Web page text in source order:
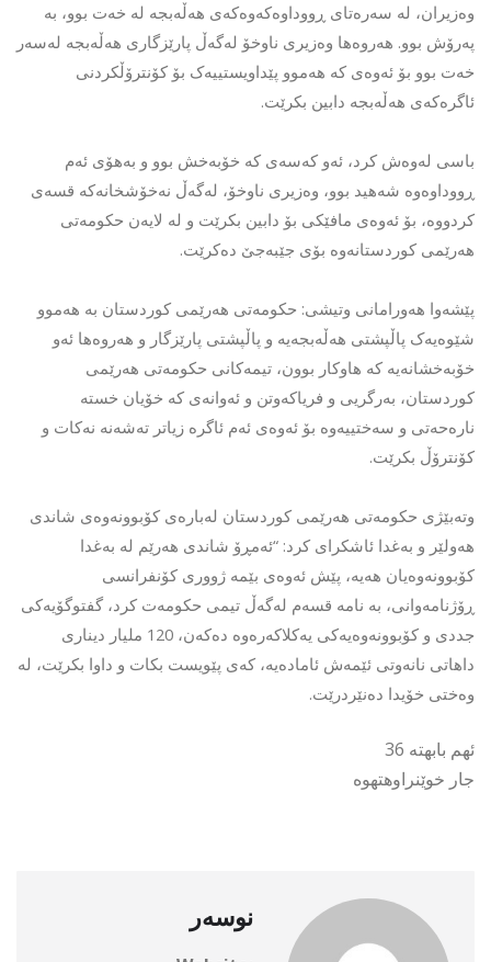
وەزیران، لە سەرەتای ڕووداوەکەوەکەی هەڵەبجە لە خەت بوو، بە
پەرۆش بوو. هەروەها وەزیری ناوخۆ لەگەڵ پارێزگاری هەڵەبجە لەسەر
خەت بوو بۆ ئەوەی کە هەموو پێداویستییەک بۆ کۆنترۆڵکردنی
ئاگرەکەی هەڵەبجە دابین بکرێت.
باسی لەوەش کرد، ئەو کەسەی کە خۆبەخش بوو و بەهۆی ئەم
ڕووداوەوە شەهید بوو، وەزیری ناوخۆ، لەگەڵ نەخۆشخانەکە قسەی
کردووە، بۆ ئەوەی مافێکی بۆ دابین بکرێت و لە لایەن حکومەتی
هەرێمی کوردستانەوە بۆی جێبەجێ دەکرێت.
پێشەوا هەورامانی وتیشی: حکومەتی هەرێمی کوردستان بە هەموو
شێوەیەک پاڵپشتی هەڵەبجەیە و پاڵپشتی پارێزگار و هەروەها ئەو
خۆبەخشانەیە کە هاوکار بوون، تیمەکانی حکومەتی هەرێمی
کوردستان، بەرگریی و فریاکەوتن و ئەوانەی کە خۆیان خستە
نارەحەتی و سەختییەوە بۆ ئەوەی ئەم ئاگرە زیاتر تەشەنە نەکات و
کۆنترۆڵ بکرێت.
وتەبێژی حکومەتی هەرێمی کوردستان لەبارەی کۆبوونەوەی شاندی
هەولێر و بەغدا ئاشکرای کرد: “ئەمڕۆ شاندی هەرێم لە بەغدا
کۆبوونەوەیان هەیە، پێش ئەوەی بێمە ژووری کۆنفرانسی
ڕۆژنامەوانی، بە نامە قسەم لەگەڵ تیمی حکومەت کرد، گفتوگۆیەکی
جددی و کۆبوونەوەیەکی یەکلاکەرەوە دەکەن، 120 ملیار دیناری
داهاتی نانەوتی ئێمەش ئامادەیە، کەی پێویست بکات و داوا بکرێت، لە
وەختی خۆیدا دەنێردرێت.
ئهم بابهته 36
جار خوێنراوهتهوه
نوسەر